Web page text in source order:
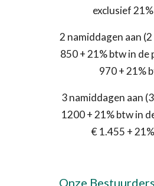
exclusief
2 namiddagen aan
850 + 21% btw in de
970 + 21%
3 namiddagen aan
1200 + 21% btw in
€ 1.455 +
Onze